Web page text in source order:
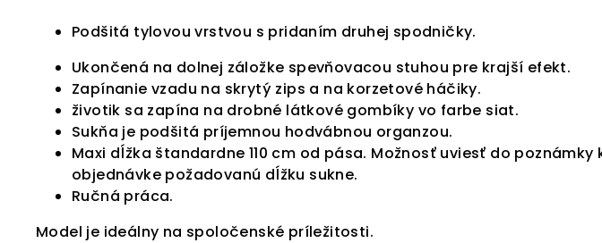
Podšitá tylovou vrstvou s pridaním druhej spodničky.
Ukončená na dolnej záložke spevňovacou stuhou pre krajší efekt.
Zapínanie vzadu na skrytý zips a na korzetové háčiky.
životik sa zapína na drobné látkové gombíky vo farbe siat.
Sukňa je podšitá príjemnou hodvábnou organzou.
Maxi dĺžka štandardne 110 cm od pása. Možnosť uviesť do poznámky
objednávke požadovanú dĺžku sukne.
Ručná práca.
Model je ideálny na spoločenské príležitosti.